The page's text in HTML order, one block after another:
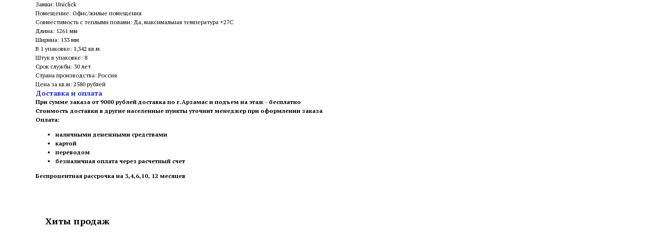
Замки: Uniclick
Помещение: Офис/жилые помещения
Совместимость с теплыми полами: Да, максимальная температура +27С
Длина: 1261 мм
Ширина: 133 мм
В 1 упаковке: 1,342 кв.м.
Штук в упаковке: 8
Срок службы: 30 лет
Страна производства: Россия
Цена за кв.м: 2580 рублей
Доставка и оплата
При сумме заказа от 9000 рублей доставка по г.Арзамас и подъем на этаж - бесплатно
Стоимость доставки в другие населенные пункты уточнит менеджер при оформлении заказа
Оплата:
наличными денежными средствами
картой
переводом
безналичная оплата через расчетный счет
Беспроцентная рассрочка на 3,4,6,10, 12 месяцев
Хиты продаж